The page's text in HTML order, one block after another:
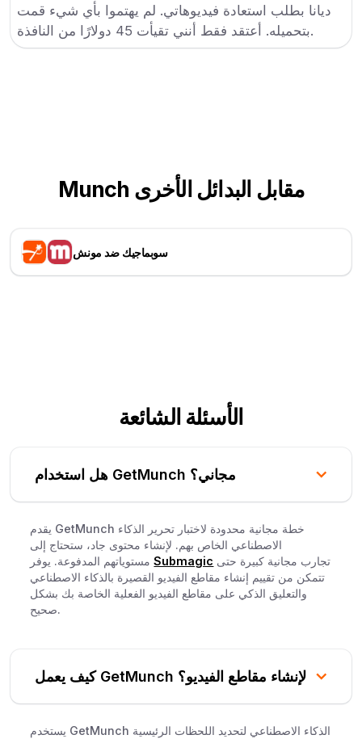
ديانا بطلب استعادة فيديوهاتي. لم يهتموا بأي شيء قمت
بتحميله. أعتقد فقط أنني تقيأت 45 دولارًا من النافذة.
Munch مقابل البدائل الأخرى
سوبماجيك ضد مونش
الأسئلة الشائعة
هل استخدام GetMunch مجاني؟
يقدم GetMunch خطة مجانية محدودة لاختبار تحرير الذكاء
الاصطناعي الخاص بهم. لإنشاء محتوى جاد، ستحتاج إلى
مستوياتهم المدفوعة. يوفرSubmagic
تتمكن من تقييم إنشاء مقاطع الفيديو القصيرة بالذكاء الاصطناعي
والتعليق الذكي على مقاطع الفيديو الفعلية الخاصة بك بشكل
صحيح.
كيف يعمل GetMunch لإنشاء مقاطع الفيديو؟
يستخدم GetMunch الذكاء الاصطناعي لتحديد اللحظات الرئيسية